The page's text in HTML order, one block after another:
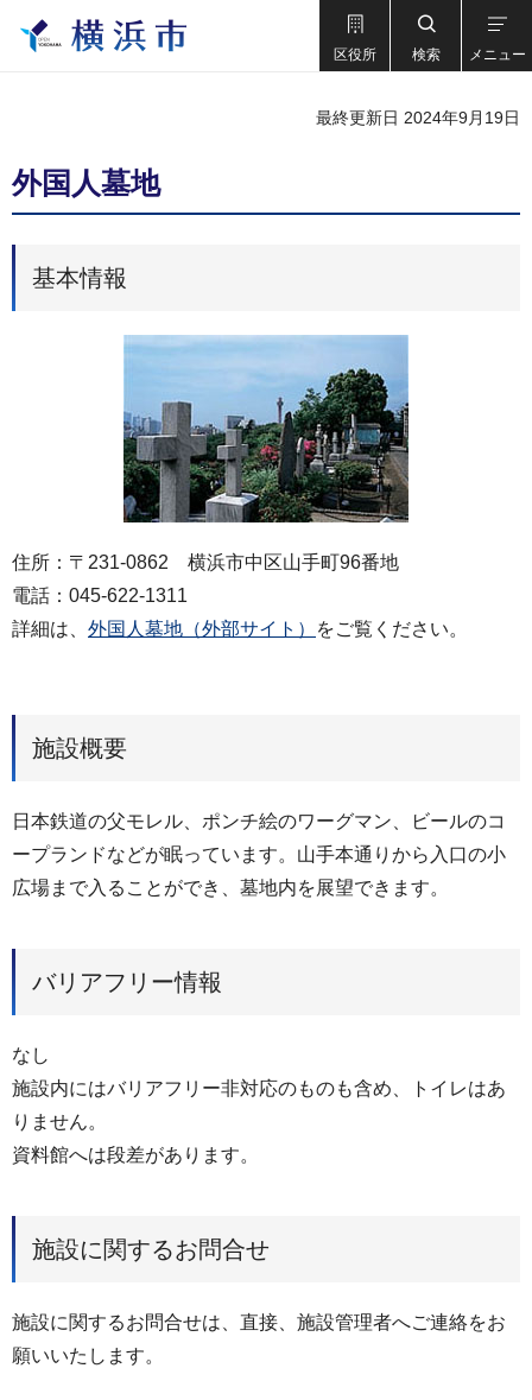
区役所 検索 メニュー
最終更新日 2024年9月19日
外国人墓地
基本情報
住所：〒231-0862 横浜市中区山手町96番地
電話：045-622-1311
詳細は、 外国人墓地（外部サイト） をご覧ください。
施設概要
日本鉄道の父モレル、ポンチ絵のワーグマン、ビールのコ
ープランドなどが眠っています。山手本通りから入口の小
広場まで入ることができ、墓地内を展望できます。
バリアフリー情報
なし
施設内にはバリアフリー非対応のものも含め、トイレはあ
りません。
資料館へは段差があります。
施設に関するお問合せ
施設に関するお問合せは、直接、施設管理者へご連絡をお
願いいたします。